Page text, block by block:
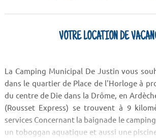
VOTRE LOCATION DE
La Camping Municipal De Justin vous
dans le quartier de Place de l'Horloge à
du centre de Die dans la Drôme, en
(Rousset Express) se trouvent à 9
services Concernant la baignade le
un toboggan aquatique et aussi une